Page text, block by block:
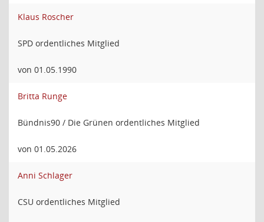
Klaus Roscher
SPD ordentliches Mitglied
von 01.05.1990
Britta Runge
Bündnis90 / Die Grünen ordentliches Mitglied
von 01.05.2026
Anni Schlager
CSU ordentliches Mitglied